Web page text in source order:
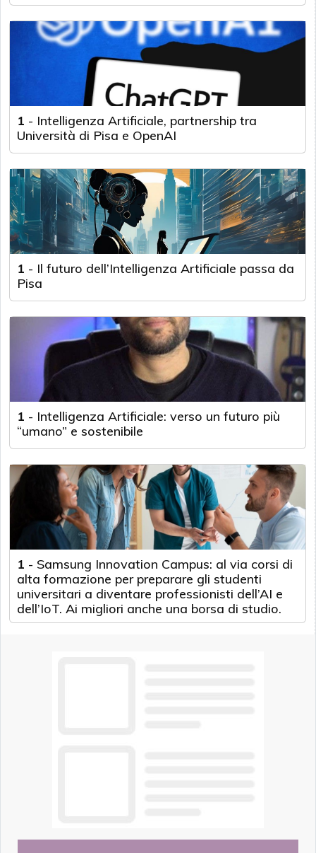
1 - Intelligenza Artificiale, partnership tra
Università di Pisa e OpenAI
1 - Il futuro dell’Intelligenza Artificiale passa da
Pisa
1 - Intelligenza Artificiale: verso un futuro più
“umano” e sostenibile
1 - Samsung Innovation Campus: al via corsi di
alta formazione per preparare gli studenti
universitari a diventare professionisti dell’AI e
dell’IoT. Ai migliori anche una borsa di studio.